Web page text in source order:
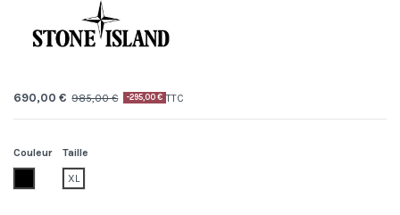
690,00 € 985,00 € -295,00 € TTC
Couleur
V0029.black
Taille
XL